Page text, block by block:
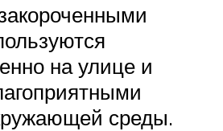
на улице и
среды.